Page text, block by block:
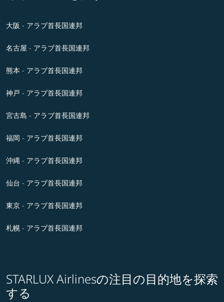
大阪 - アラブ首長国連邦
名古屋 - アラブ首長国連邦
熊本 - アラブ首長国連邦
神戸 - アラブ首長国連邦
宮古島 - アラブ首長国連邦
福岡 - アラブ首長国連邦
沖縄 - アラブ首長国連邦
仙台 - アラブ首長国連邦
東京 - アラブ首長国連邦
札幌 - アラブ首長国連邦
STARLUX Airlinesの注目の目的地を探索
する